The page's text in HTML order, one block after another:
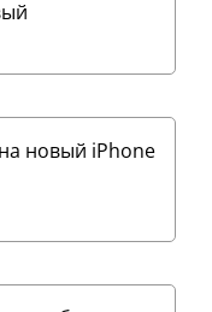
новый iPhone